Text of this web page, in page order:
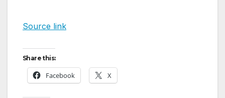
Source link
Share this:
Facebook X